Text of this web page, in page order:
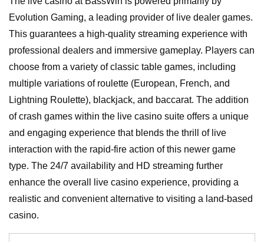
Evolution Gaming, a leading provider of live dealer games.
This guarantees a high-quality streaming experience with
professional dealers and immersive gameplay. Players can
choose from a variety of classic table games, including
multiple variations of roulette (European, French, and
Lightning Roulette), blackjack, and baccarat. The addition
of crash games within the live casino suite offers a unique
and engaging experience that blends the thrill of live
interaction with the rapid-fire action of this newer game
type. The 24/7 availability and HD streaming further
enhance the overall live casino experience, providing a
realistic and convenient alternative to visiting a land-based
casino.